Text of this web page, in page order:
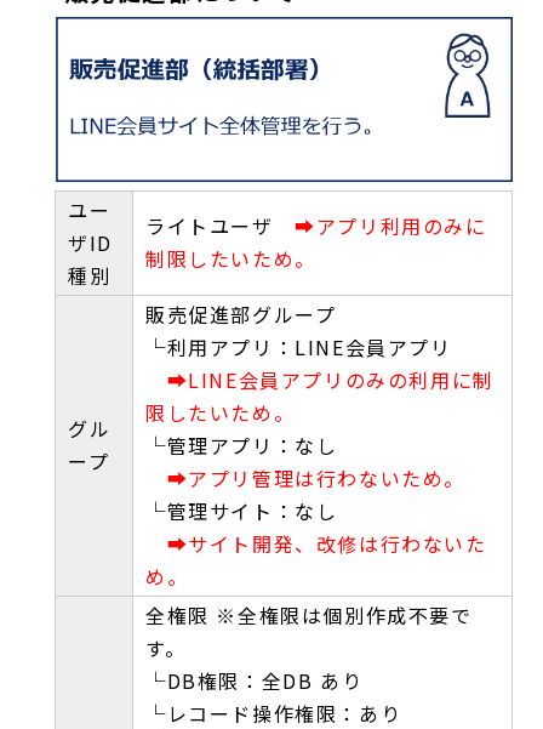
ユー
ザID
種別
ライトユーザ➡アプリ利用のみに
制限したいため。
グル
ープ
販売促進部グループ
└利用アプリ：LINE会員アプリ
➡LINE会員アプリのみの利用に制
限したいため。
└管理アプリ：なし
➡アプリ管理は行わないため。
└管理サイト：なし
➡サイト開発、改修は行わないた
め。
全権限 ※全権限は個別作成不要で
す。
└DB権限：全DB あり
└レコード操作権限：あり